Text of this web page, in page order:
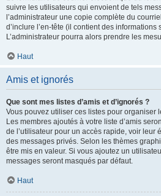
suivre les utilisateurs qui envoient de tels
l’administrateur une copie complète du
d’inclure l’en-tête (il contient des informations
L’administrateur pourra alors prendre les
Haut
Amis et ignorés
Que sont mes listes d’amis et d’ignorés ?
Vous pouvez utiliser ces listes pour organiser
Les membres ajoutés à votre liste d’amis
de l’utilisateur pour un accès rapide, voir leur
des messages privés. Selon les thèmes
être mis en valeur. Si vous ajoutez un
messages seront masqués par défaut.
Haut